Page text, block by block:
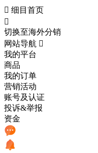
 细目首页

切换至海外分销
网站导航 
我的平台
商品
我的订单
营销活动
账号及认证
投诉&举报
资金